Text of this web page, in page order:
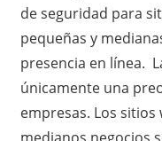
de seguridad para
pequeñas y
presencia en línea.
únicamente una
empresas. Los sitios